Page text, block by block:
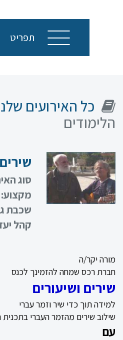
תפריט
סגור
כניסה
הרשמה
כל האירועים
הלימודים
סוג
מקצוע:
שכבת
קהל
מורה יקר/ה
חברת רכס שמחה להזמינך לכנס
שירים ושיעורים
למידה תוך כדי שיר וזמר עברי
שילוב שירים מהזמר העברי בתכנית
עם